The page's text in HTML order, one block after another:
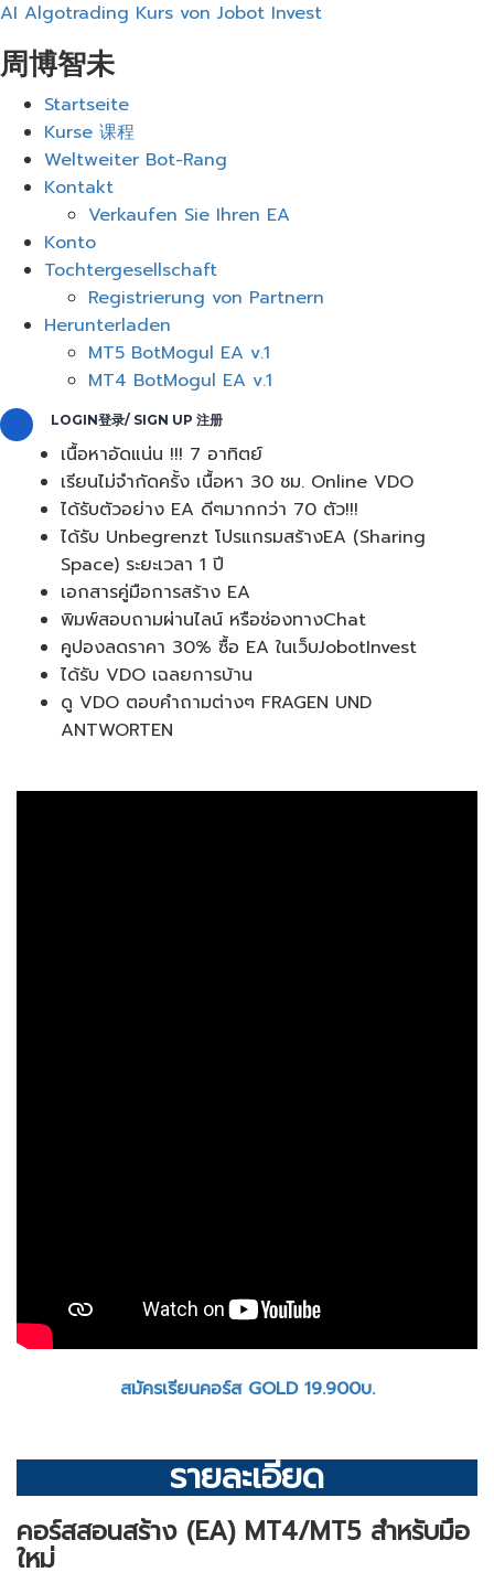
AI Algotrading Kurs von Jobot Invest
周博智未
MenüStartseite
Kurse 课程
Weltweiter Bot-Rang
Kontakt
Verkaufen Sie Ihren EA
Konto
Tochtergesellschaft
Registrierung von Partnern
Herunterladen
MT5 BotMogul EA v.1
MT4 BotMogul EA v.1
LOGIN登录/ SIGN UP 注册
เนื้อหาอัดแน่น !!! 7 อาทิตย์
เรียนไม่จำกัดครั้ง เนื้อหา 30 ชม. Online VDO
ได้รับตัวอย่าง EA ดีๆมากกว่า 70 ตัว!!!
ได้รับ Unbegrenzt โปรแกรมสร้างEA (Sharing
Space) ระยะเวลา 1 ปี
เอกสารคู่มือการสร้าง EA
พิมพ์สอบถามผ่านไลน์ หรือช่องทางChat
คูปองลดราคา 30% ซื้อ EA ในเว็บJobotInvest
ได้รับ VDO เฉลยการบ้าน
ดู VDO ตอบคำถามต่างๆ FRAGEN UND
ANTWORTEN
สมัครเรียนคอร์ส GOLD 19.900บ.
รายละเอียด
คอร์สสอนสร้าง (EA) MT4/MT5 สำหรับมือ
ใหม่